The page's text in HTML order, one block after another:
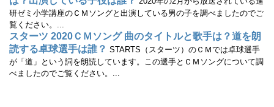
研ゼミ小学講座のＣＭソングと出演している男の子を調べましたのでご
覧ください。...
スターツ 2020ＣＭソング 曲のタイトルと歌手は？道を朗
読する卓球選手は誰？ STARTS（スターツ）のＣＭでは卓球選手
が「道」という詞を朗読しています。この選手とＣＭソングについて調
べましたのでご覧ください。...